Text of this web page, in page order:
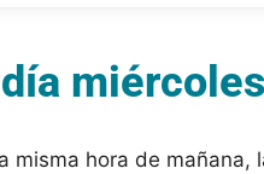
misma hora de mañana,